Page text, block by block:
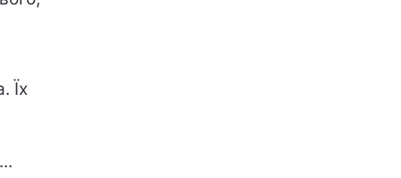
Їх